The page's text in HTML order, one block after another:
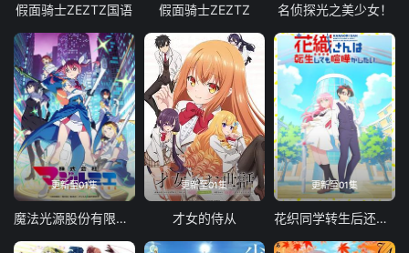
假面骑士ZEZTZ国语 假面骑士ZEZTZ 名侦探光之美少女！
更新至01集
魔法光源股份有限公司第二季
更新至01集
才女的侍从
更新至01集
花织同学转生后还是想干架